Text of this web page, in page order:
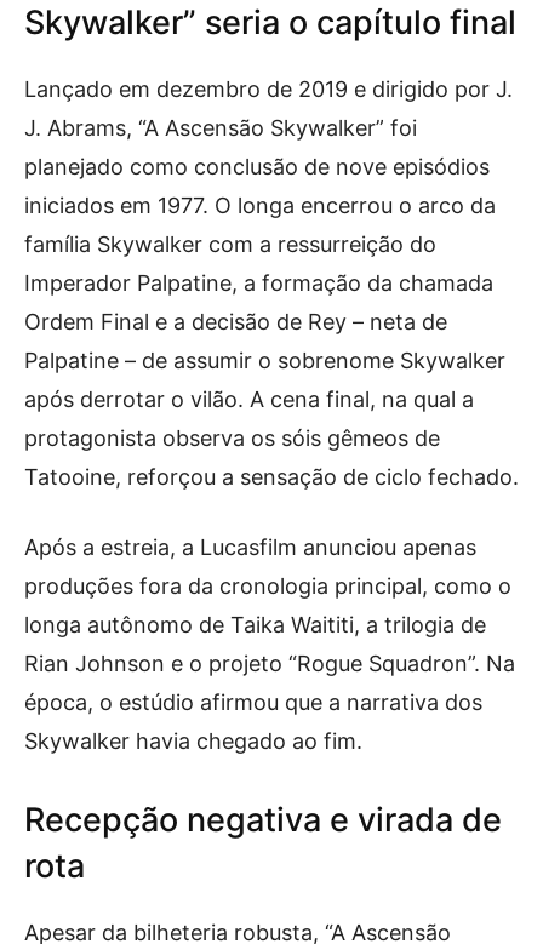
Skywalker” seria o capítulo final
Lançado em dezembro de 2019 e dirigido por J.
J. Abrams, “A Ascensão Skywalker” foi
planejado como conclusão de nove episódios
iniciados em 1977. O longa encerrou o arco da
família Skywalker com a ressurreição do
Imperador Palpatine, a formação da chamada
Ordem Final e a decisão de Rey – neta de
Palpatine – de assumir o sobrenome Skywalker
após derrotar o vilão. A cena final, na qual a
protagonista observa os sóis gêmeos de
Tatooine, reforçou a sensação de ciclo fechado.
Após a estreia, a Lucasfilm anunciou apenas
produções fora da cronologia principal, como o
longa autônomo de Taika Waititi, a trilogia de
Rian Johnson e o projeto “Rogue Squadron”. Na
época, o estúdio afirmou que a narrativa dos
Skywalker havia chegado ao fim.
Recepção negativa e virada de
rota
Apesar da bilheteria robusta, “A Ascensão